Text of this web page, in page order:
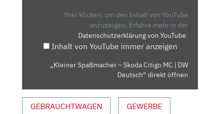
EUTSCH“ V
NZEIGEN
Hier klicken, um den Inhalt von YouTube
anzuzeigen. Erfahre mehr in der
Datenschutzerklärung von YouTube.
Inhalt von YouTube immer anzeigen
„Kleiner Spaßmacher – Skoda Citigo MC | DW
Deutsch“ direkt öffnen
GEBRAUCHTWAGEN GEWERBE